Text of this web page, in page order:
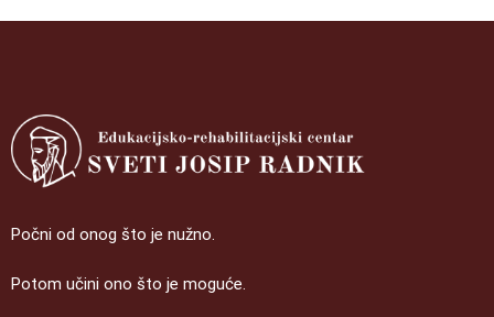
Počni od onog što je nužno.
Potom učini ono što je moguće.